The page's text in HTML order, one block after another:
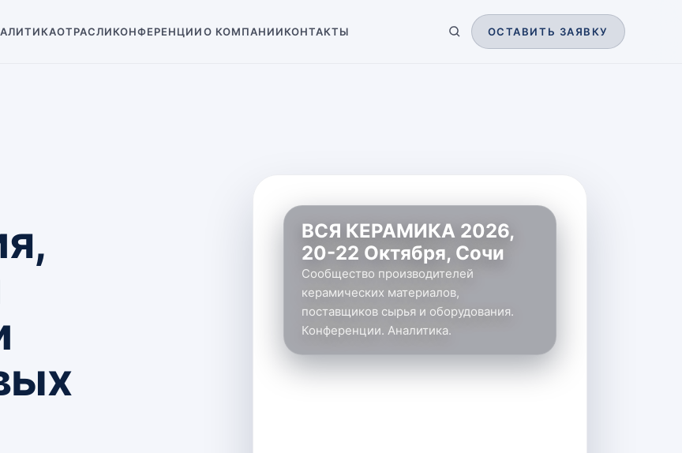
ОТРАСЛИКОНФЕРЕНЦИИО КОМПАНИИКОНТАКТЫ ОСТАВИТЬ ЗАЯВКУ
ВСЯ КЕРАМИКА 2026,
20-22 Октября, Сочи
Сообщество производителей
керамических материалов,
поставщиков сырья и оборудования.
Конференции. Аналитика.